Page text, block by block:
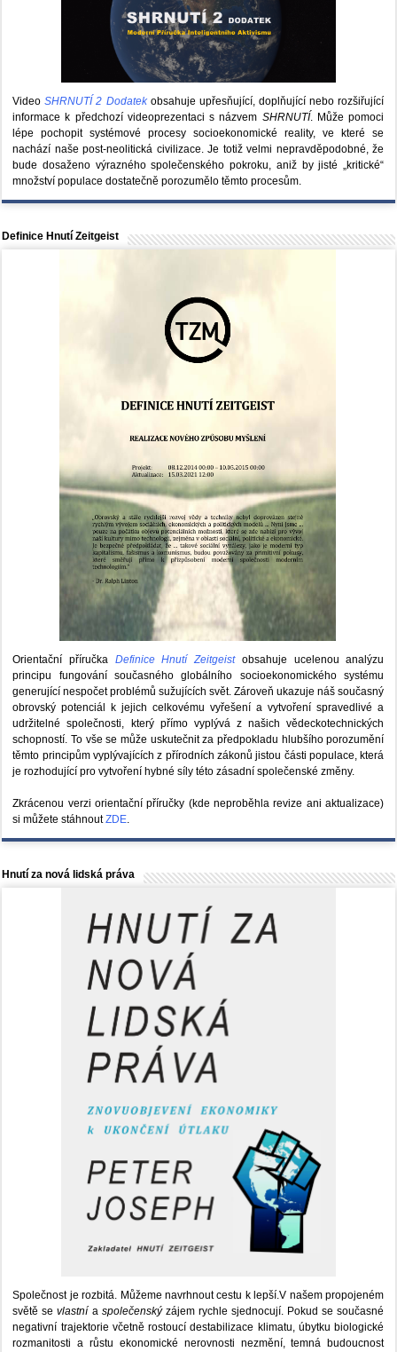
VideoSHRNUTÍ 2 Dodatekobsahuje upřesňující, doplňující nebo rozšiřující
informace k předchozí videoprezentaci s názvem SHRNUTÍ. Může pomoci
lépe pochopit systémové procesy socioekonomické reality, ve které se
nachází naše post-neolitická civilizace. Je totiž velmi nepravděpodobné, že
bude dosaženo výrazného společenského pokroku, aniž by jisté „kritické“
množství populace dostatečně porozumělo těmto procesům.
Definice Hnutí Zeitgeist
Orientační příručka Definice Hnutí Zeitgeistobsahuje ucelenou analýzu
principu fungování současného globálního socioekonomického systému
generující nespočet problémů sužujících svět. Zároveň ukazuje náš současný
obrovský potenciál k jejich celkovému vyřešení a vytvoření spravedlivé a
udržitelné společnosti, který přímo vyplývá z našich vědeckotechnických
schopností. To vše se může uskutečnit za předpokladu hlubšího porozumění
těmto principům vyplývajících z přírodních zákonů jistou části populace, která
je rozhodující pro vytvoření hybné síly této zásadní společenské změny.
Zkrácenou verzi orientační příručky (kde neproběhla revize ani aktualizace)
si můžete stáhnoutZDE.
Hnutí za nová lidská práva
Společnost je rozbitá. Můžeme navrhnout cestu k lepší.V našem propojeném
světě sevlastní a společenskýzájem rychle sjednocují. Pokud se současné
negativní trajektorie včetně rostoucí destabilizace klimatu, úbytku biologické
rozmanitosti a růstu ekonomické nerovnosti nezmění, temná budoucnost